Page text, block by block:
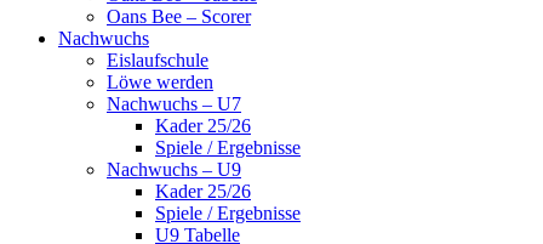
Oans Bee – Scorer
Nachwuchs
Eislaufschule
Löwe werden
Nachwuchs – U7
Kader 25/26
Spiele / Ergebnisse
Nachwuchs – U9
Kader 25/26
Spiele / Ergebnisse
U9 Tabelle